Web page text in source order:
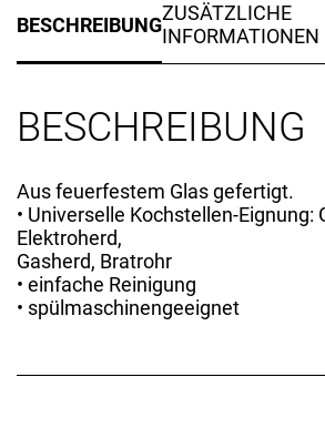
BESCHREIBUNGZUSÄTZLICHE
INFORMATIONEN
BESCHREIBUNG
Aus feuerfestem Glas gefertigt.
• Universelle Kochstellen-Eignung:
Elektroherd,
Gasherd, Bratrohr
• einfache Reinigung
• spülmaschinengeeignet